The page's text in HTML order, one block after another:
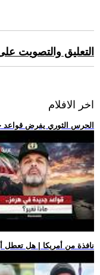
التعليق والتصويت
اخر الافلام
.. الحرس الثوري يفرض قواعد
.. نافذة من أمريكا | هل تعطل